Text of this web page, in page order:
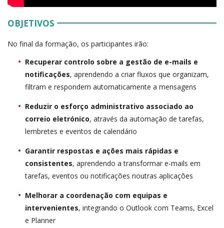
OBJETIVOS
No final da formação, os participantes irão:
Recuperar controlo sobre a gestão de e-mails e
notificações, aprendendo a criar fluxos que organizam,
filtram e respondem automaticamente a mensagens
Reduzir o esforço administrativo associado ao
correio eletrónico, através da automação de tarefas,
lembretes e eventos de calendário
Garantir respostas e ações mais rápidas e
consistentes, aprendendo a transformar e-mails em
tarefas, eventos ou notificações noutras aplicações
Melhorar a coordenação com equipas e
intervenientes, integrando o Outlook com Teams, Excel
e Planner